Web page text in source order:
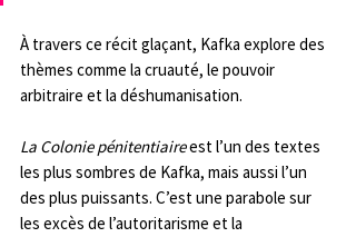
À travers ce récit glaçant, Kafka explore des
thèmes comme la cruauté, le pouvoir
arbitraire et la déshumanisation.
La Colonie pénitentiaire est l’un des textes
les plus sombres de Kafka, mais aussi l’un
des plus puissants. C’est une parabole sur
les excès de l’autoritarisme et la